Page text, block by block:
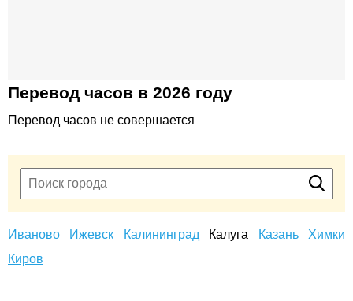
Перевод часов в 2026 году
Перевод часов не совершается
Иваново Ижевск Калининград Калуга Казань
Химки
Киров